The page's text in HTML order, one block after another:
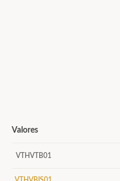
Valores
VTHVTB01